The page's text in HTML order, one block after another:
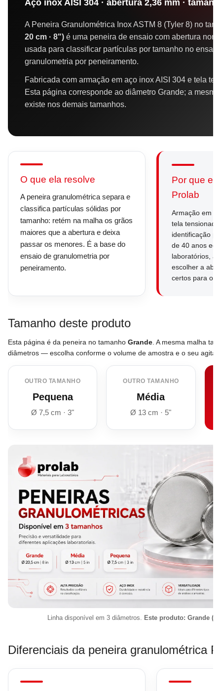
Aço inox AISI 304 · abertura 2,36 mm ·
A Peneira Granulométrica Inox ASTM 8 (Tyler 8) no
20 cm · 8") é uma peneira de ensaio com abertura
usada para classificar partículas por tamanho no ensaio
granulometria por peneiramento.
Fabricada com armação em aço inox AISI 304 e tela
Esta página corresponde ao diâmetro Grande; a
existe nos demais tamanhos.
O que ela resolve
A peneira granulométrica separa e
classifica partículas sólidas por
tamanho: retém na malha os grãos
maiores que a abertura e deixa
passar os menores. É a base do
ensaio de granulometria por
peneiramento.
Por que
Prolab
Armação em
tela
identificação
de 40 anos
laboratórios, a
escolher a
certos para o
Tamanho deste produto
Esta página é da peneira no tamanho Grande . A mesma malha
diâmetros — escolha conforme o volume de amostra e o seu
OUTRO TAMANHO
Pequena
Ø 7,5 cm · 3"
OUTRO TAMANHO
Média
Ø 13 cm · 5"
Linha disponível em 3 diâmetros. Este produto: Grande (Ø
Diferenciais da peneira granulométrica